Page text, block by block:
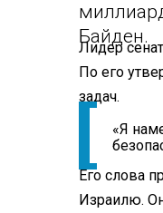
Байден.
Лидер
По его
задач.
«Я
Его слова
Израилю.